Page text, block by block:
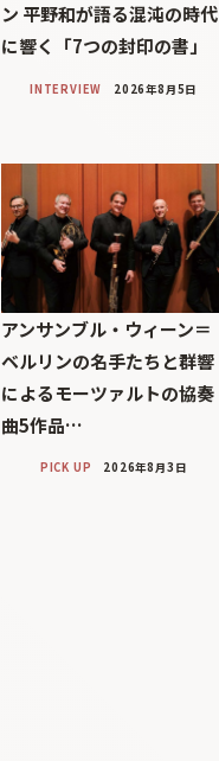
ン 平野和が語る混沌の時代
に響く「7つの封印の書」
INTERVIEW 2026年8月5日
アンサンブル・ウィーン＝
ベルリンの名手たちと群響
によるモーツァルトの協奏
曲5作品…
PICK UP 2026年8月3日